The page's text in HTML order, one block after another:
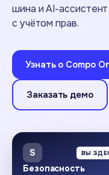
шина и AI-
с учётом прав.
Узнать о Compo
Заказать демо
S ВЫ
Безопасность